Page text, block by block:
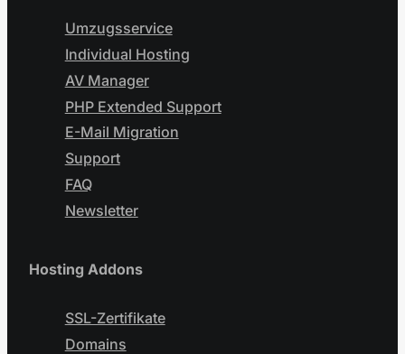
Umzugsservice
Individual Hosting
AV Manager
PHP Extended Support
E-Mail Migration
Support
FAQ
Newsletter
Hosting Addons
SSL-Zertifikate
Domains